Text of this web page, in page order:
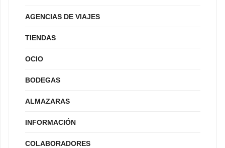
AGENCIAS DE VIAJES
TIENDAS
OCIO
BODEGAS
ALMAZARAS
INFORMACIÓN
COLABORADORES